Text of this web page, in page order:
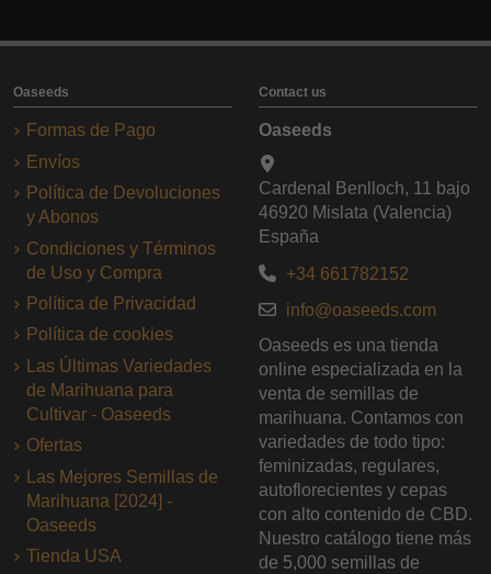
Oaseeds
Formas de Pago
Envíos
Política de Devoluciones
y Abonos
Condiciones y Términos
de Uso y Compra
Política de Privacidad
Política de cookies
Las Últimas Variedades
de Marihuana para
Cultivar - Oaseeds
Ofertas
Las Mejores Semillas de
Marihuana [2024] -
Oaseeds
Tienda USA
Contact us
Oaseeds
Cardenal Benlloch, 11 bajo
46920 Mislata (Valencia)
España
+34 661782152
info@oaseeds.com
Oaseeds es una tienda
online especializada en la
venta de semillas de
marihuana. Contamos con
variedades de todo tipo:
feminizadas, regulares,
autoflorecientes y cepas
con alto contenido de CBD.
Nuestro catálogo tiene más
de 5,000 semillas de